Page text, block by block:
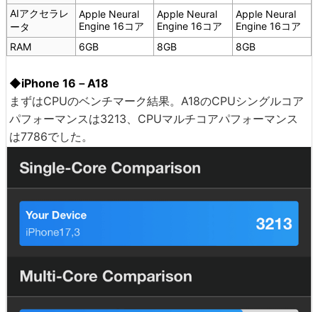
AIアクセラレ
ータ
Apple Neural
Engine 16コア
Apple Neural
Engine 16コア
Apple Neural
Engine 16コア
RAM
6GB 8GB 8GB
◆iPhone 16－A18
まずはCPUのベンチマーク結果。A18のCPUシングルコア
パフォーマンスは3213、CPUマルチコアパフォーマンス
は7786でした。